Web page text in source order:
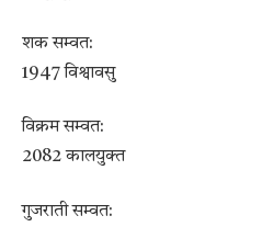
शक सम्वत:
1947 विश्वावसु
विक्रम सम्वत:
2082 कालयुक्त
गुजराती सम्वत: